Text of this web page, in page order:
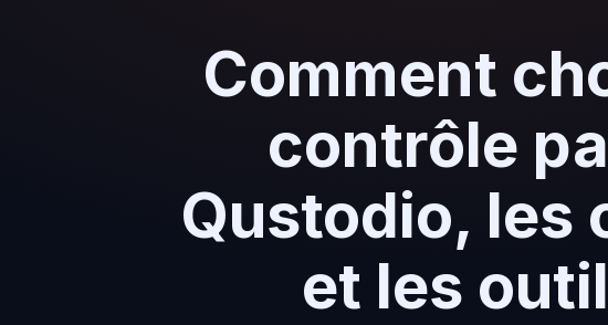
Comment
contrôle
Qustodio, les
et les